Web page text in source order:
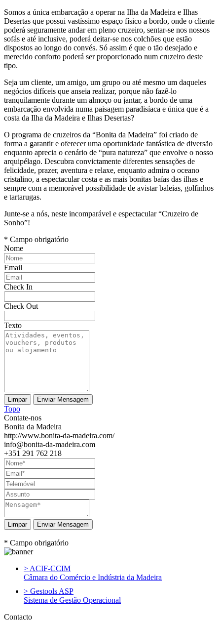
Somos a única embarcação a operar na Ilha da Madeira e Ilhas
Desertas que possui vastíssimo espaço físico a bordo, onde o cliente
poderá seguramente andar em pleno cruzeiro, sentar-se nos nossos
sofás e até inclusive, poderá deitar-se nos colchões que estão
dispostos ao longo do convés. Só assim é que o tão desejado e
merecido conforto poderá ser proporcionado num cruzeiro deste
tipo.
Seja um cliente, um amigo, um grupo ou até mesmo um daqueles
negócios difíceis que anseia realizar, porque não fazê-lo
tranquilamente durante um almoço ou jantar, a bordo de uma
embarcação envolvida numa paisagem paradisíaca e única que é a
costa da Ilha da Madeira e Ilhas Desertas?
O programa de cruzeiros da “Bonita da Madeira” foi criado de
forma a garantir e oferecer uma oportunidade fantástica de diversão
enquanto aprecia o cenário de “pura natureza” que envolve o nosso
arquipélago. Descubra convictamente diferentes sensações de
felicidade, prazer, aventura e relaxe, enquanto admira o oceano
cristalino, a espectacular costa e as mais bonitas baías das ilhas e
sempre com a memorável possibilidade de avistar baleias, golfinhos
e tartarugas.
Junte-se a nós, neste incomparável e espectacular “Cruzeiro de
Sonho”!
* Campo obrigatório
Nome
Email
Check In
Check Out
Texto
Topo
Contate-nos
Bonita da Madeira
http://www.bonita-da-madeira.com/
info@bonita-da-madeira.com
+351 291 762 218
Enviar Mensagem
* Campo obrigatório
> ACIF-CCIM
Câmara do Comércio e Indústria da Madeira
> Gestools ASP
Sistema de Gestão Operacional
Contacto